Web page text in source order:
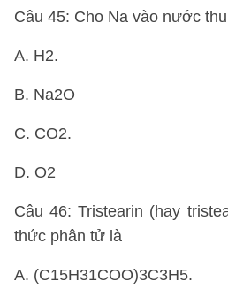
Câu 45: Cho Na vào nước
A. H2.
B. Na2O
C. CO2.
D. O2
Câu 46: Tristearin (hay
thức phân tử là
A. (C15H31COO)3C3H5.